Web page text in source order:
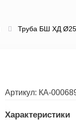
Труба БШ ХД
Артикул: КА-
Характеристики